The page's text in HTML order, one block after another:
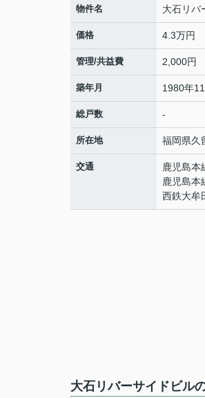
物件名 大石リバ
価格 4.3万円
管理/共益費 2,000円
築年月 1980年
総戸数 -
所在地 福岡県久
交通 鹿児島本
鹿児島本
西鉄大牟
大石リバーサイドビル